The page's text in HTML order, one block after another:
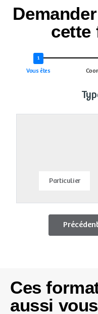
cette
Vous êtes
Particulier
Ces
aussi